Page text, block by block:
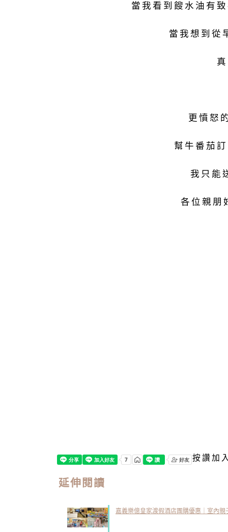
當我看到餿水油有
當我想到從
更憤怒
幫牛番茄
我只能
各位親
按讚加
延伸閱讀
嘉義樂億皇家渡假酒店團購優惠｜室內